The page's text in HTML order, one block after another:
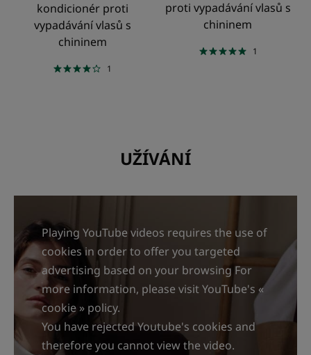
kondicionér proti
vypadávání vlasů s
chininem
1
proti vypadávání vlasů s
chininem
1
UŽÍVÁNÍ
Playing YouTube videos requires the use of
cookies in order to offer you targeted
advertising based on your browsing For
more information, please visit YouTube's «
cookie » policy.
You have rejected Youtube's cookies and
therefore you cannot view the video.